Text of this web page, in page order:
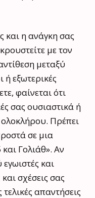
και η ανάγκη σας
με τον
μεταξύ
εξωτερικές
φαίνεται ότι
σας ουσιαστικά ή
ολοκλήρου. Πρέπει
σε μια
Γολιάθ». Αν
και
σχέσεις σας
απαντήσεις